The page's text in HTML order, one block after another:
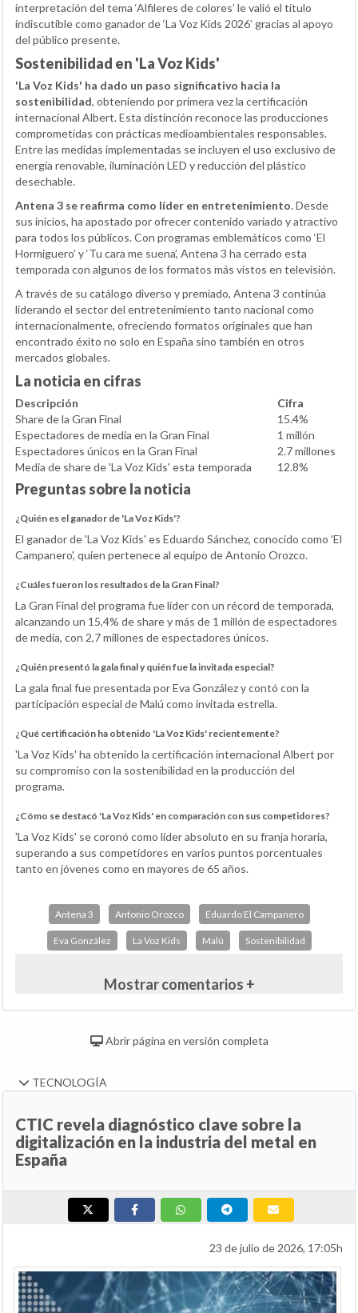
interpretación del tema ‘Alfileres de colores’ le valió el título
indiscutible como ganador de ‘La Voz Kids 2026’ gracias al apoyo
del público presente.
Sostenibilidad en 'La Voz Kids'
'La Voz Kids' ha dado un paso significativo hacia la
sostenibilidad, obteniendo por primera vez la certificación
internacional Albert. Esta distinción reconoce las producciones
comprometidas con prácticas medioambientales responsables.
Entre las medidas implementadas se incluyen el uso exclusivo de
energía renovable, iluminación LED y reducción del plástico
desechable.
Antena 3 se reafirma como líder en entretenimiento. Desde
sus inicios, ha apostado por ofrecer contenido variado y atractivo
para todos los públicos. Con programas emblemáticos como ‘El
Hormiguero’ y ‘Tu cara me suena’, Antena 3 ha cerrado esta
temporada con algunos de los formatos más vistos en televisión.
A través de su catálogo diverso y premiado, Antena 3 continúa
liderando el sector del entretenimiento tanto nacional como
internacionalmente, ofreciendo formatos originales que han
encontrado éxito no solo en España sino también en otros
mercados globales.
La noticia en cifras
Descripción
Cifra
Share de la Gran Final
15.4%
Espectadores de media en la Gran Final
1 millón
Espectadores únicos en la Gran Final
2.7 millones
Media de share de 'La Voz Kids' esta temporada
12.8%
Preguntas sobre la noticia
¿Quién es el ganador de 'La Voz Kids'?
El ganador de 'La Voz Kids' es Eduardo Sánchez, conocido como 'El
Campanero', quien pertenece al equipo de Antonio Orozco.
¿Cuáles fueron los resultados de la Gran Final?
La Gran Final del programa fue líder con un récord de temporada,
alcanzando un 15,4% de share y más de 1 millón de espectadores
de media, con 2,7 millones de espectadores únicos.
¿Quién presentó la gala final y quién fue la invitada especial?
La gala final fue presentada por Eva González y contó con la
participación especial de Malú como invitada estrella.
¿Qué certificación ha obtenido 'La Voz Kids' recientemente?
'La Voz Kids' ha obtenido la certificación internacional Albert por
su compromiso con la sostenibilidad en la producción del
programa.
¿Cómo se destacó 'La Voz Kids' en comparación con sus competidores?
'La Voz Kids' se coronó como líder absoluto en su franja horaria,
superando a sus competidores en varios puntos porcentuales
tanto en jóvenes como en mayores de 65 años.
Antena 3 Antonio Orozco Eduardo El Campanero
Eva González La Voz Kids Malú Sostenibilidad
Mostrar comentarios +
Abrir página en versión completa
TECNOLOGÍA
CTIC revela diagnóstico clave sobre la
digitalización en la industria del metal en
España
23 de julio de 2026, 17:05h